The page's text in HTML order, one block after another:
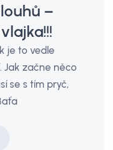
–
je to vedle
Jak začne něco
se s tím pryč,